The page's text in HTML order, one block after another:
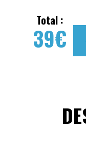
Total :
39€